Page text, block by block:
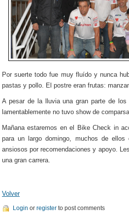
Por suerte todo fue muy fluído y nunca
pastas y pollo. El postre eran frutas:
A pesar de la lluvia una gran parte de
lamentablemente no tuvo show de
Mañana estaremos en el Bike Check in
para un largo domingo, muchos de
ansiosos por recomendaciones y apoyo.
una gran carrera.
Volver
Login or register to post comments